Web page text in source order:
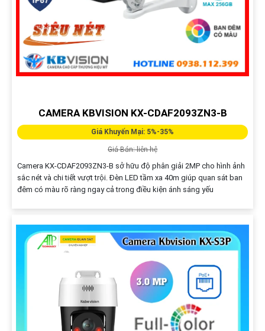
CAMERA KBVISION KX-CDAF2093ZN3-B
Giá Khuyến Mại: 5%-35%
Giá Bán: liên hệ
Camera KX-CDAF2093ZN3-B sở hữu độ phân giải 2MP cho hình ảnh
sắc nét và chi tiết vượt trội. Đèn LED tầm xa 40m giúp quan sát ban
đêm có màu rõ ràng ngay cả trong điều kiện ánh sáng yếu